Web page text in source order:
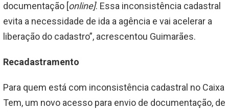
documentação [online]. Essa inconsistência cadastral
evita a necessidade de ida a agência e vai acelerar a
liberação do cadastro”, acrescentou Guimarães.
Recadastramento
Para quem está com inconsistência cadastral no Caixa
Tem, um novo acesso para envio de documentação, de